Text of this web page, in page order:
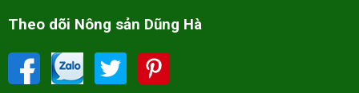
Theo dõi Nông sản Dũng Hà